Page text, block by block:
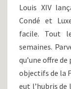
Louis XIV
Condé et
facile. Tout
semaines.
qu’une offre
objectifs de la
eut l’hubris